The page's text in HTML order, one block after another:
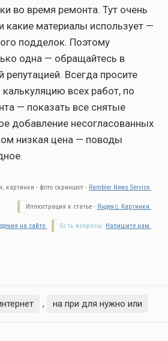
во время ремонта. Тут очень
какие материалы использует —
подделок. Поэтому
одна — обращайтесь в
репутацией. Всегда просите
калькуляцию всех работ, по
— показать все снятые
добавление несогласованных
низкая цена — поводы
картинки - фото скриншот - Rambler News Service.
Иллюстрация к статье - Яндекс. Картинки.
Есть вопросы. Напишите нам.
на сайте.
, на при для нужно или